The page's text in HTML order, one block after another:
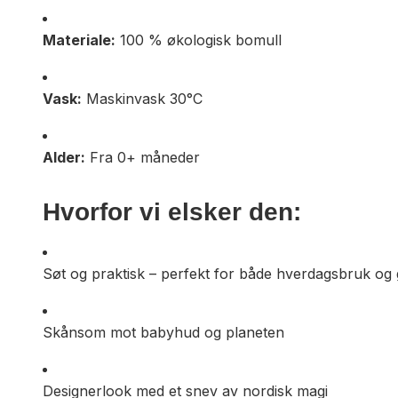
Materiale: 100 % økologisk bomull
Vask: Maskinvask 30°C
Alder: Fra 0+ måneder
Hvorfor vi elsker den:
Søt og praktisk – perfekt for både hverdagsbruk og
Skånsom mot babyhud og planeten
Designerlook med et snev av nordisk magi